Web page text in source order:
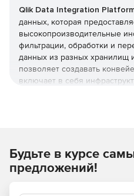
Qlik Data Integration
данных, которая
высокопроизводительные
фильтрации, обработки и
данных из разных
позволяет создавать
включает в себя
быстрее и эффективнее
преобразовывать,
синхронизировать данные
Будьте в курсе
предложений!